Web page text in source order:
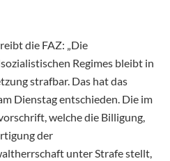
die FAZ: „Die
Regimes bleibt in
strafbar. Das hat das
Dienstag entschieden. Die im
welche die Billigung,
der
unter Strafe stellt,